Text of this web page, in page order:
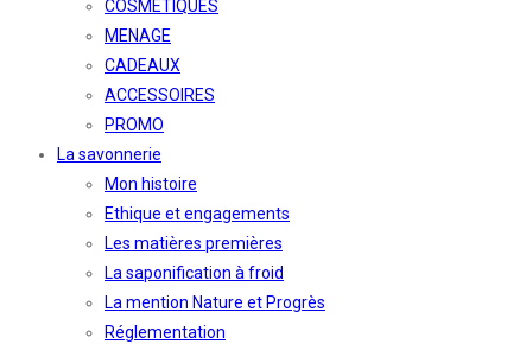
COSMETIQUES
MENAGE
CADEAUX
ACCESSOIRES
PROMO
La savonnerie
Mon histoire
Ethique et engagements
Les matières premières
La saponification à froid
La mention Nature et Progrès
Réglementation